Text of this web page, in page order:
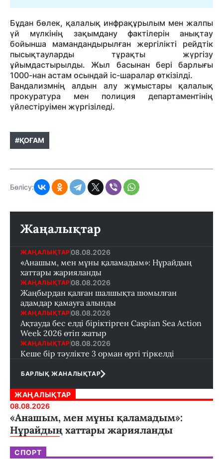
Бұдан бөлек, қалалық инфрақұрылым мен жалпы
үй мүлкінің зақымдану фактілерін анықтау
бойынша мамандандырылған жергілікті рейдтік
пысықтауларды тұрақты жүргізу
ұйымдастырылды. Жыл басынан бері барлығы
1000-нан астам осындай іс-шаралар өткізілді.
Вандализмнің алдын алу жұмыстары қалалық
прокуратура мен полиция департаментінің
үйлестіруімен жүргізіледі.
#ҚОҒАМ
Бөлісу:
Жаңалықтар
ЖАҢАЛЫҚТАР 08.08.2026
«Анашым, мен мұны қаламадым»: Нұрайдың
хаттары жарияланды
ЖАҢАЛЫҚТАР 08.08.2026
Жаңбырдан қалған шалшықта шомылған
адамдар қамауға алынды
ЖАҢАЛЫҚТАР 08.08.2026
Ақтауда бес елді біріктірген Caspian Sea Action
Week 2026 өтіп жатыр
ЖАҢАЛЫҚТАР 08.08.2026
Кеше бір тәулікте 3 орман өрті тіркелді
БАРЛЫҚ ЖАНАЛЫҚТАР
ЖАҢАЛЫҚТАР
08.08.2026
«Анашым, мен мұны қаламадым»:
Нұрайдың хаттары жарияланды
СПОРТ